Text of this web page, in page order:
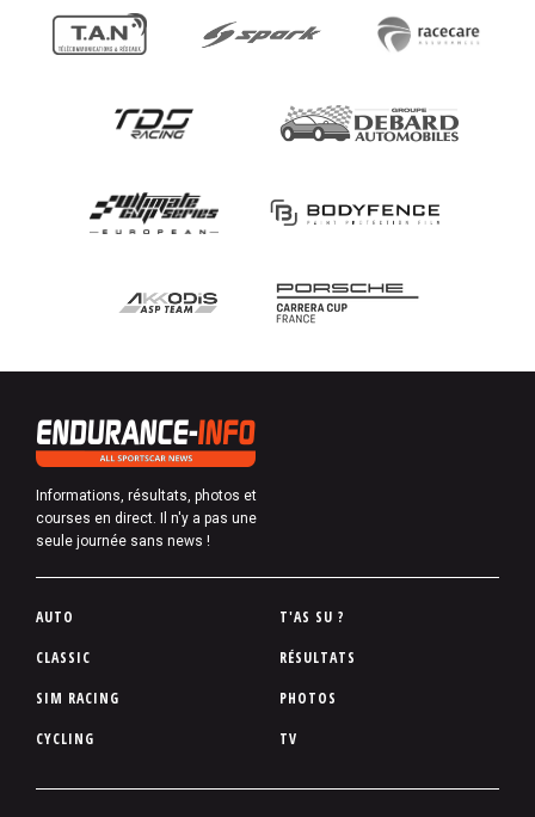
Informations, résultats, photos et
courses en direct. Il n'y a pas une
seule journée sans news !
P
d
d
p
AUTO
CLASSIC
SIM RACING
CYCLING
T'AS SU ?
RÉSULTATS
PHOTOS
TV